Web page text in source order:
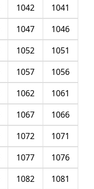
1041
1042
1046
1047
1051
1052
1056
1057
1061
1062
1066
1067
1071
1072
1076
1077
1081
1082